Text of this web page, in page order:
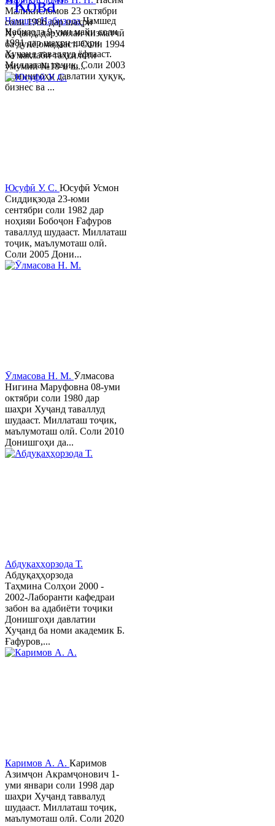
Ҷамшед НабизодаҶамшед
Набизода 9-уми майи соли
1981 дар шаҳри шаҳри
Хуҷанд таваллуд ёфтааст.
Миллаташ тоҷик. Соли 2003
Донишгоҳи давлатии ҳуқуқ,
бизнес ва ...
Маликисломов 23 октябри
соли 1986 дар шаҳри
Хуҷанд, дар оилаи хизматчӣ
ба дунё омадааст. Соли 1994
ба мактаби таҳсилоти
умумии №18-и ш...
Юсуфӣ У. C. Юсуфӣ Усмон
Сиддиқзода 23-юми
сентябри соли 1982 дар
ноҳияи Бобоҷон Ғафуров
таваллуд шудааст. Миллаташ
тоҷик, маълумоташ олӣ.
Соли 2005 Дони...
Ӯлмасова Н. М. Ӯлмасова
Нигина Маруфовна 08-уми
октябри соли 1980 дар
шаҳри Хуҷанд таваллуд
шудааст. Миллаташ тоҷик,
маълумоташ олӣ. Соли 2010
Донишгоҳи да...
Абдуқаҳҳорзода Т.
Абдуқаҳҳорзода
Таҳмина Солҳои 2000 -
2002-Лаборанти кафедраи
забон ва адабиёти тоҷики
Донишгоҳи давлатии
Хуҷанд ба номи академик Б.
Ғафуров,...
Каримов А. А. Каримов
Азимҷон Акрамҷонович 1-
уми январи соли 1998 дар
шаҳри Хуҷанд таввалуд
шудааст. Миллаташ тоҷик,
маълумоташ олӣ. Соли 2020
"Кова"